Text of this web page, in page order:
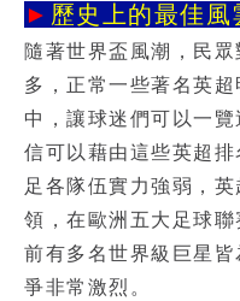
► 歷史上的最佳風
隨著世界盃風潮，民
多，正常一些著名英超
中，讓球迷們可以一
信可以藉由這些英超
足各隊伍實力強弱，
領，在歐洲五大足球
前有多名世界級巨星
爭非常激烈。